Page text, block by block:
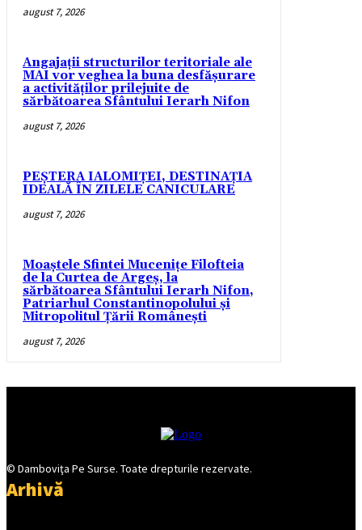
august 7, 2026
Angajații structurilor teritoriale ale
MAI vor veghea la buna desfășurare
a activităților prilejuite de
sărbătoarea Sfântului Ierarh Nifon
august 7, 2026
PEȘTERA IALOMIȚEI, DESTINAȚIA
IDEALĂ ÎN ZILELE CANICULARE
august 7, 2026
Moaștele Sfintei Mucenițe Filofteia
de la Curtea de Argeș, la
sărbătoarea Sfântului Ierarh Nifon,
Patriarhul Constantinopolului și
Mitropolitul Țării Românești
august 7, 2026
© Damboviţa Pe Surse. Toate drepturile rezervate.
Arhivă